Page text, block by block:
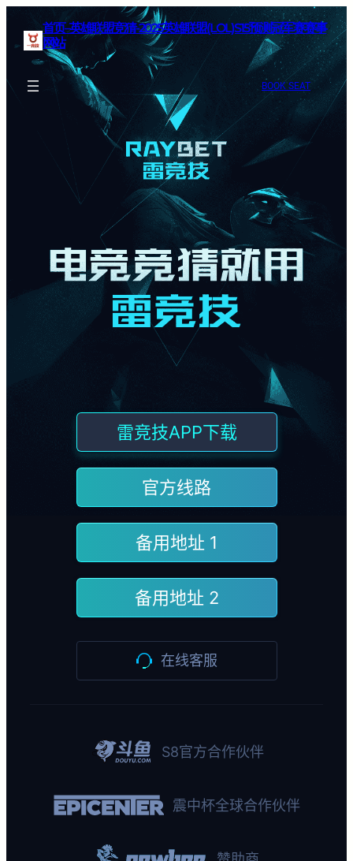
首页–英雄联盟竞猜-2025英雄联盟(LOL)S15预测冠军赛赛事
网站
BOOK SEAT